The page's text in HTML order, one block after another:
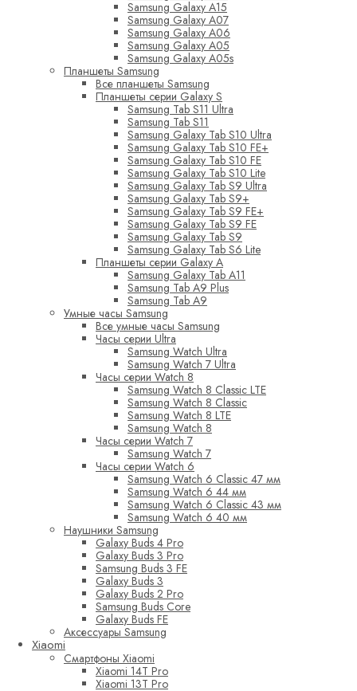
Samsung Galaxy A15
Samsung Galaxy A07
Samsung Galaxy A06
Samsung Galaxy A05
Samsung Galaxy A05s
Планшеты Samsung
Все планшеты Samsung
Планшеты серии Galaxy S
Samsung Tab S11 Ultra
Samsung Tab S11
Samsung Galaxy Tab S10 Ultra
Samsung Galaxy Tab S10 FE+
Samsung Galaxy Tab S10 FE
Samsung Galaxy Tab S10 Lite
Samsung Galaxy Tab S9 Ultra
Samsung Galaxy Tab S9+
Samsung Galaxy Tab S9 FE+
Samsung Galaxy Tab S9 FE
Samsung Galaxy Tab S9
Samsung Galaxy Tab S6 Lite
Планшеты серии Galaxy A
Samsung Galaxy Tab A11
Samsung Tab A9 Plus
Samsung Tab A9
Умные часы Samsung
Все умные часы Samsung
Часы серии Ultra
Samsung Watch Ultra
Samsung Watch 7 Ultra
Часы серии Watch 8
Samsung Watch 8 Classic LTE
Samsung Watch 8 Classic
Samsung Watch 8 LTE
Samsung Watch 8
Часы серии Watch 7
Samsung Watch 7
Часы серии Watch 6
Samsung Watch 6 Classic 47 мм
Samsung Watch 6 44 мм
Samsung Watch 6 Classic 43 мм
Samsung Watch 6 40 мм
Наушники Samsung
Galaxy Buds 4 Pro
Galaxy Buds 3 Pro
Samsung Buds 3 FE
Galaxy Buds 3
Galaxy Buds 2 Pro
Samsung Buds Core
Galaxy Buds FE
Аксессуары Samsung
Xiaomi
Смартфоны Xiaomi
Xiaomi 14T Pro
Xiaomi 13T Pro